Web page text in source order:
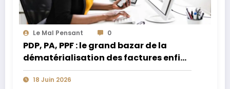
Le Mal Pensant 0
PDP, PA, PPF : le grand bazar de la
dématérialisation des factures enfin
expliqué
18 Juin 2026